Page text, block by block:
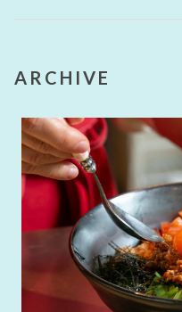
ARCHIVE